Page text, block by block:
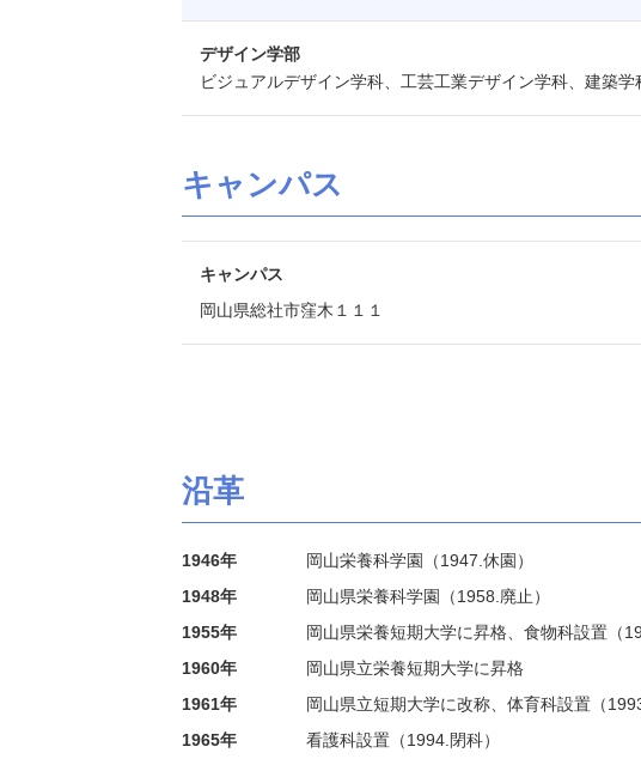
デザイン学部
ビジュアルデザイン学科、工芸工業デザイン学科、建築学
キャンパス
キャンパス
岡山県総社市窪木１１１
沿革
1946年
岡山栄養科学園（1947.休園）
1948年
岡山県栄養科学園（1958.廃止）
1955年
岡山県栄養短期大学に昇格、食物科設置（
1960年
岡山県立栄養短期大学に昇格
1961年
岡山県立短期大学に改称、体育科設置（
1965年
看護科設置（1994.閉科）